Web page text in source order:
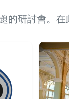
的研討會。